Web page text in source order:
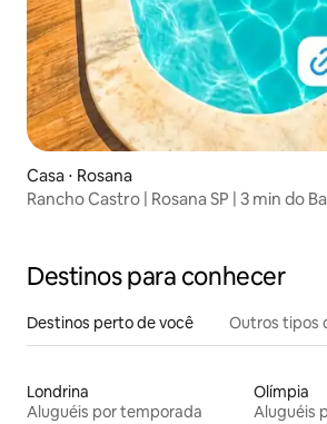
Casa ⋅ Rosana
Rancho Castro | Rosana SP | 3 min do
Destinos para conhecer
Destinos perto de você Outros tipos
Londrina
Aluguéis por temporada
Olímpia
Aluguéis